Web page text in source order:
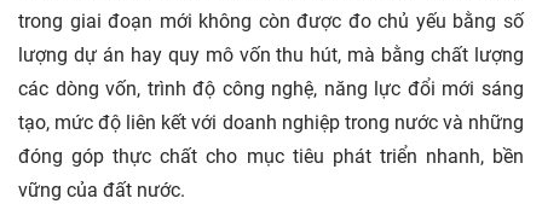
trong giai đoạn mới không còn được đo chủ yếu bằng số
lượng dự án hay quy mô vốn thu hút, mà bằng chất lượng
các dòng vốn, trình độ công nghệ, năng lực đổi mới sáng
tạo, mức độ liên kết với doanh nghiệp trong nước và những
đóng góp thực chất cho mục tiêu phát triển nhanh, bền
vững của đất nước.